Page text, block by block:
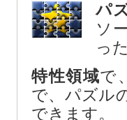
パ
ソ
っ
特性領域で
で、パズル
できます。